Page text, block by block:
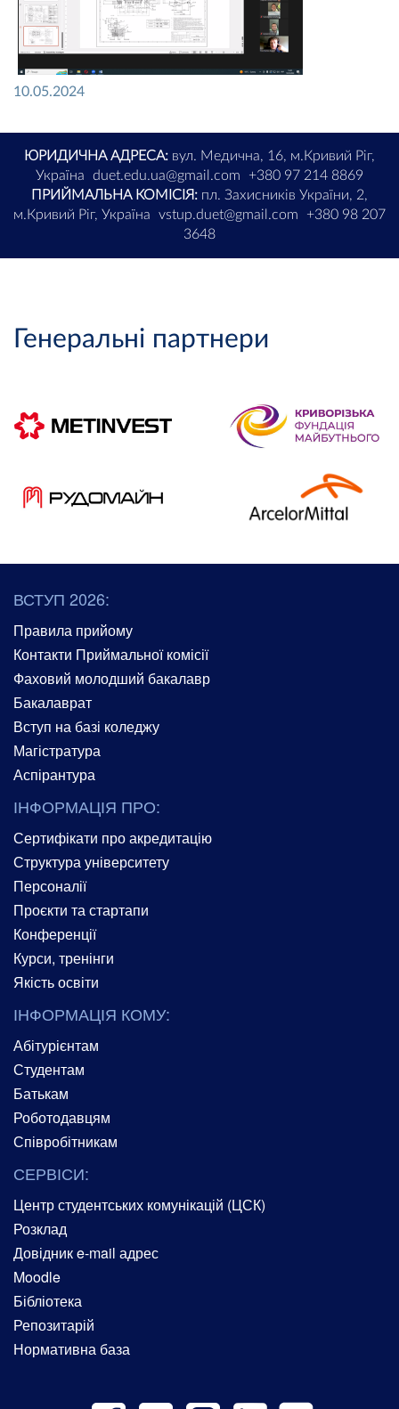
10.05.2024
ЮРИДИЧНА АДРЕСА: вул. Медична, 16, м.Кривий Ріг,
Україна
duet.edu.ua@gmail.com
+380 97 214 8869
ПРИЙМАЛЬНА КОМІСІЯ: пл. Захисників України, 2,
м.Кривий Ріг, Україна
vstup.duet@gmail.com
+380 98 207
3648
Генеральні партнери
ВСТУП 2026:
Правила прийому
Контакти Приймальної комісії
Фаховий молодший бакалавр
Бакалаврат
Вступ на базі коледжу
Магістратура
Аспірантура
ІНФОРМАЦІЯ ПРО:
Сертифікати про акредитацію
Структура університету
Персоналії
Проєкти та стартапи
Конференції
Курси, тренінги
Якість освіти
ІНФОРМАЦІЯ КОМУ:
Абітурієнтам
Студентам
Батькам
Роботодавцям
Співробітникам
СЕРВІСИ:
Центр студентських комунікацій (ЦСК)
Розклад
Довідник e-mail адрес
Moodle
Бібліотека
Репозитарій
Нормативна база